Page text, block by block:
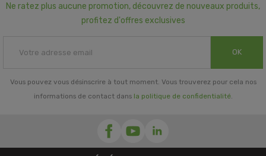
Ne ratez plus aucune promotion, découvrez de nouveaux produits,
profitez d'offres exclusives
OK
Vous pouvez vous désinscrire à tout moment. Vous trouverez pour cela nos
informations de contact dans la politique de confidentialité.